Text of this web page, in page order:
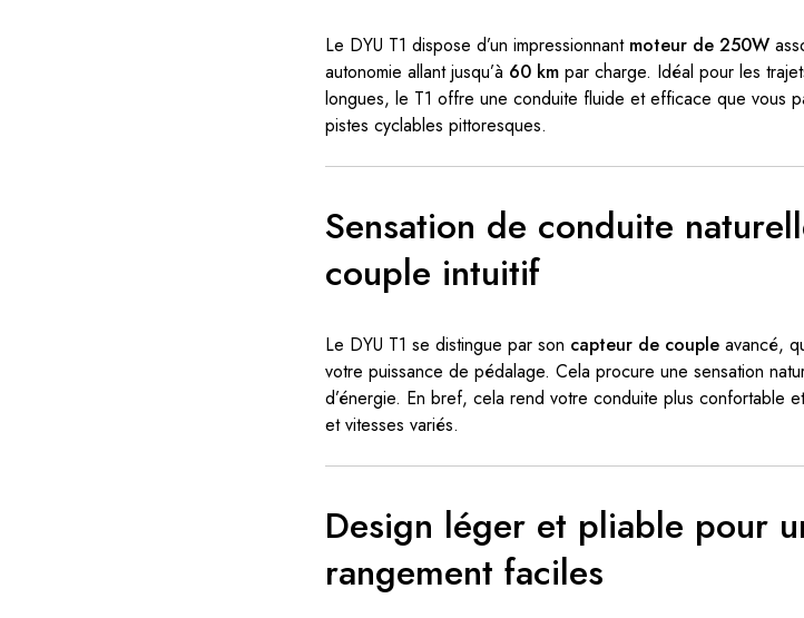
Le DYU T1 dispose d’un impressionnant moteur de 250W
autonomie allant jusqu’à 60 km par charge. Idéal pour les
longues, le T1 offre une conduite fluide et efficace que vous
pistes cyclables pittoresques.
Sensation de conduite
couple intuitif
Le DYU T1 se distingue par son capteur de couple avancé,
votre puissance de pédalage. Cela procure une sensation
d’énergie. En bref, cela rend votre conduite plus confortable
et vitesses variés.
Design léger et pliable pour
rangement faciles